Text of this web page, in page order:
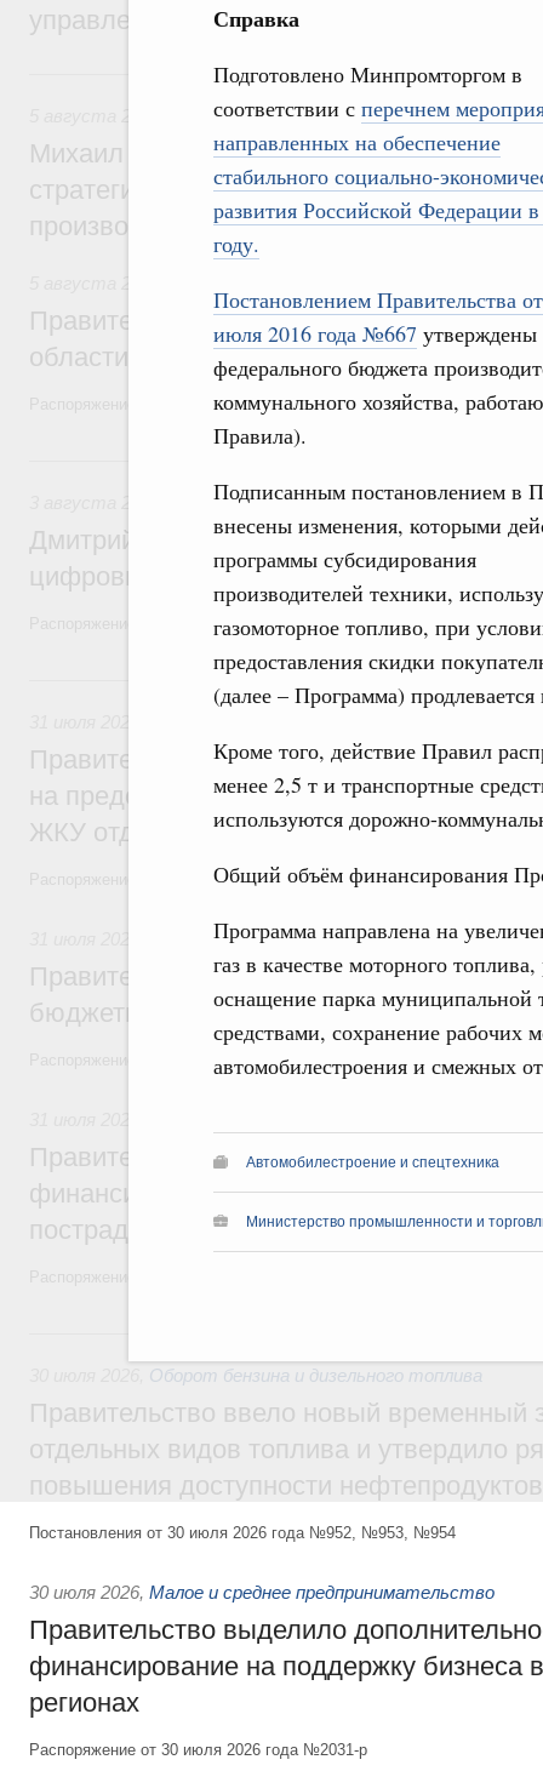
Справка
Подготовлено Минпромторгом в
соответствии с перечнем
направленных на обеспечение
стабильного социально-
развития Российской Федерации
году.
Постановлением Правительства
июля 2016 года №667 утверждены
федерального бюджета
коммунального хозяйства,
Правила).
Подписанным постановлением в
внесены изменения, которыми
программы субсидирования
производителей техники,
газомоторное топливо, при
предоставления скидки
(далее – Программа) продлевается
Кроме того, действие Правил
менее 2,5 т и транспортные
используются дорожно-
Общий объём финансирования
Программа направлена на
газ в качестве моторного
оснащение парка
средствами, сохранение рабочих
автомобилестроения и смежных
Автомобилестроение и спецтехника
Министерство промышленности и
управления научно-технологическим
5 августа, среда
Вопросы производительности труда и
Михаил Мишустин дал поручения по
стратегической сессии, посвящённой
производительности труда
Правительство увеличило объём
области в рамках федерального
Распоряжение от 3 августа 2026 года №2067-р
Регулирование в сфере торговли.
Дмитрий Григоренко возглавил штаб по
цифровых платформ
Распоряжение от 25 июля 2026 года №1966-р
31 июля, пятница
Правительство направит регионам
на предоставление мер социальной
ЖКУ отдельным категориям граждан
Распоряжение от 30 июля 2026 года №2032-р
Бюджеты субъектов Федерации.
Правительство спишет часть
бюджетным кредитам ещё двум
Распоряжение от 29 июля 2026 года №2016-р
Правительство выделило
финансирование Дагестану и Чечне на
пострадавшим от наводнения
Оборот бензина и дизельного топлива
Правительство ввело новый временный
отдельных видов топлива и утвердило
повышения доступности нефтепродуктов
Постановления от 30 июля 2026 года №952, №953, №954
30 июля 2026, Малое и среднее предпринимательство
Правительство выделило
финансирование на поддержку бизнеса
регионах
Распоряжение от 30 июля 2026 года №2031-р